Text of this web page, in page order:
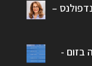
–
בזום -